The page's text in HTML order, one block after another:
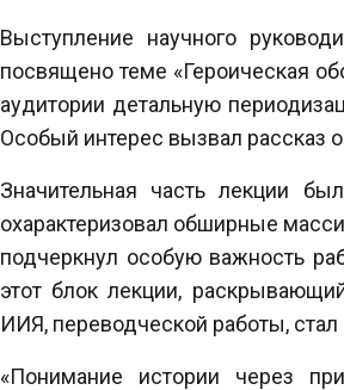
Выступление научного
посвящено теме «Героическая
аудитории детальную
Особый интерес вызвал рассказ
Значительная часть лекции
охарактеризовал обширные
подчеркнул особую важность
этот блок лекции,
ИИЯ, переводческой работы,
«Понимание истории через